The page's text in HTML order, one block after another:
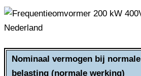
Nominaal vermogen bij normale
belasting (normale werking)